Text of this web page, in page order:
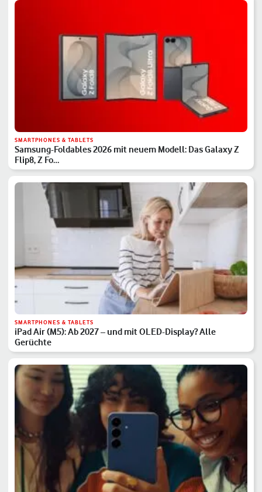
SMARTPHONES & TABLETS
Samsung-Foldables 2026 mit neuem Modell: Das Galaxy Z
Flip8, Z Fo…
SMARTPHONES & TABLETS
iPad Air (M5): Ab 2027 – und mit OLED-Display? Alle
Gerüchte